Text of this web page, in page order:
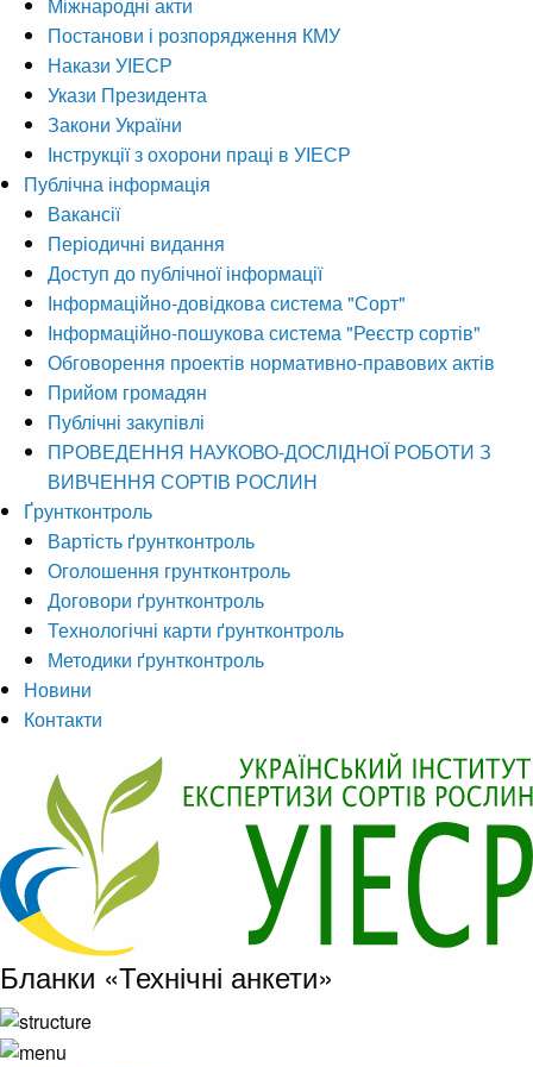
Міжнародні акти
Постанови і розпорядження КМУ
Накази УІЕСР
Укази Президента
Закони України
Інструкції з охорони праці в УІЕСР
Публічна інформація
Вакансії
Періодичні видання
Доступ до публічної інформації
Інформаційно-довідкова система "Сорт"
Інформаційно-пошукова система "Реєстр сортів"
Обговорення проектів нормативно-правових актів
Прийом громадян
Публічні закупівлі
ПРОВЕДЕННЯ НАУКОВО-ДОСЛІДНОЇ РОБОТИ З
ВИВЧЕННЯ СОРТІВ РОСЛИН
Ґрунтконтроль
Вартість ґрунтконтроль
Оголошення грунтконтроль
Договори ґрунтконтроль
Технологічні карти ґрунтконтроль
Методики ґрунтконтроль
Новини
Контакти
Бланки «Технічні анкети»